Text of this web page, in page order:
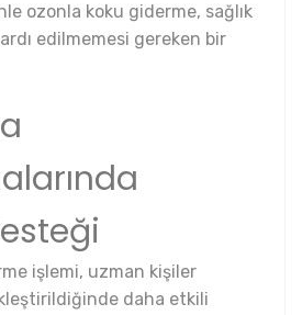
ozonla koku giderme, sağlık
edilmemesi gereken bir
işlemi, uzman kişiler
daha etkili